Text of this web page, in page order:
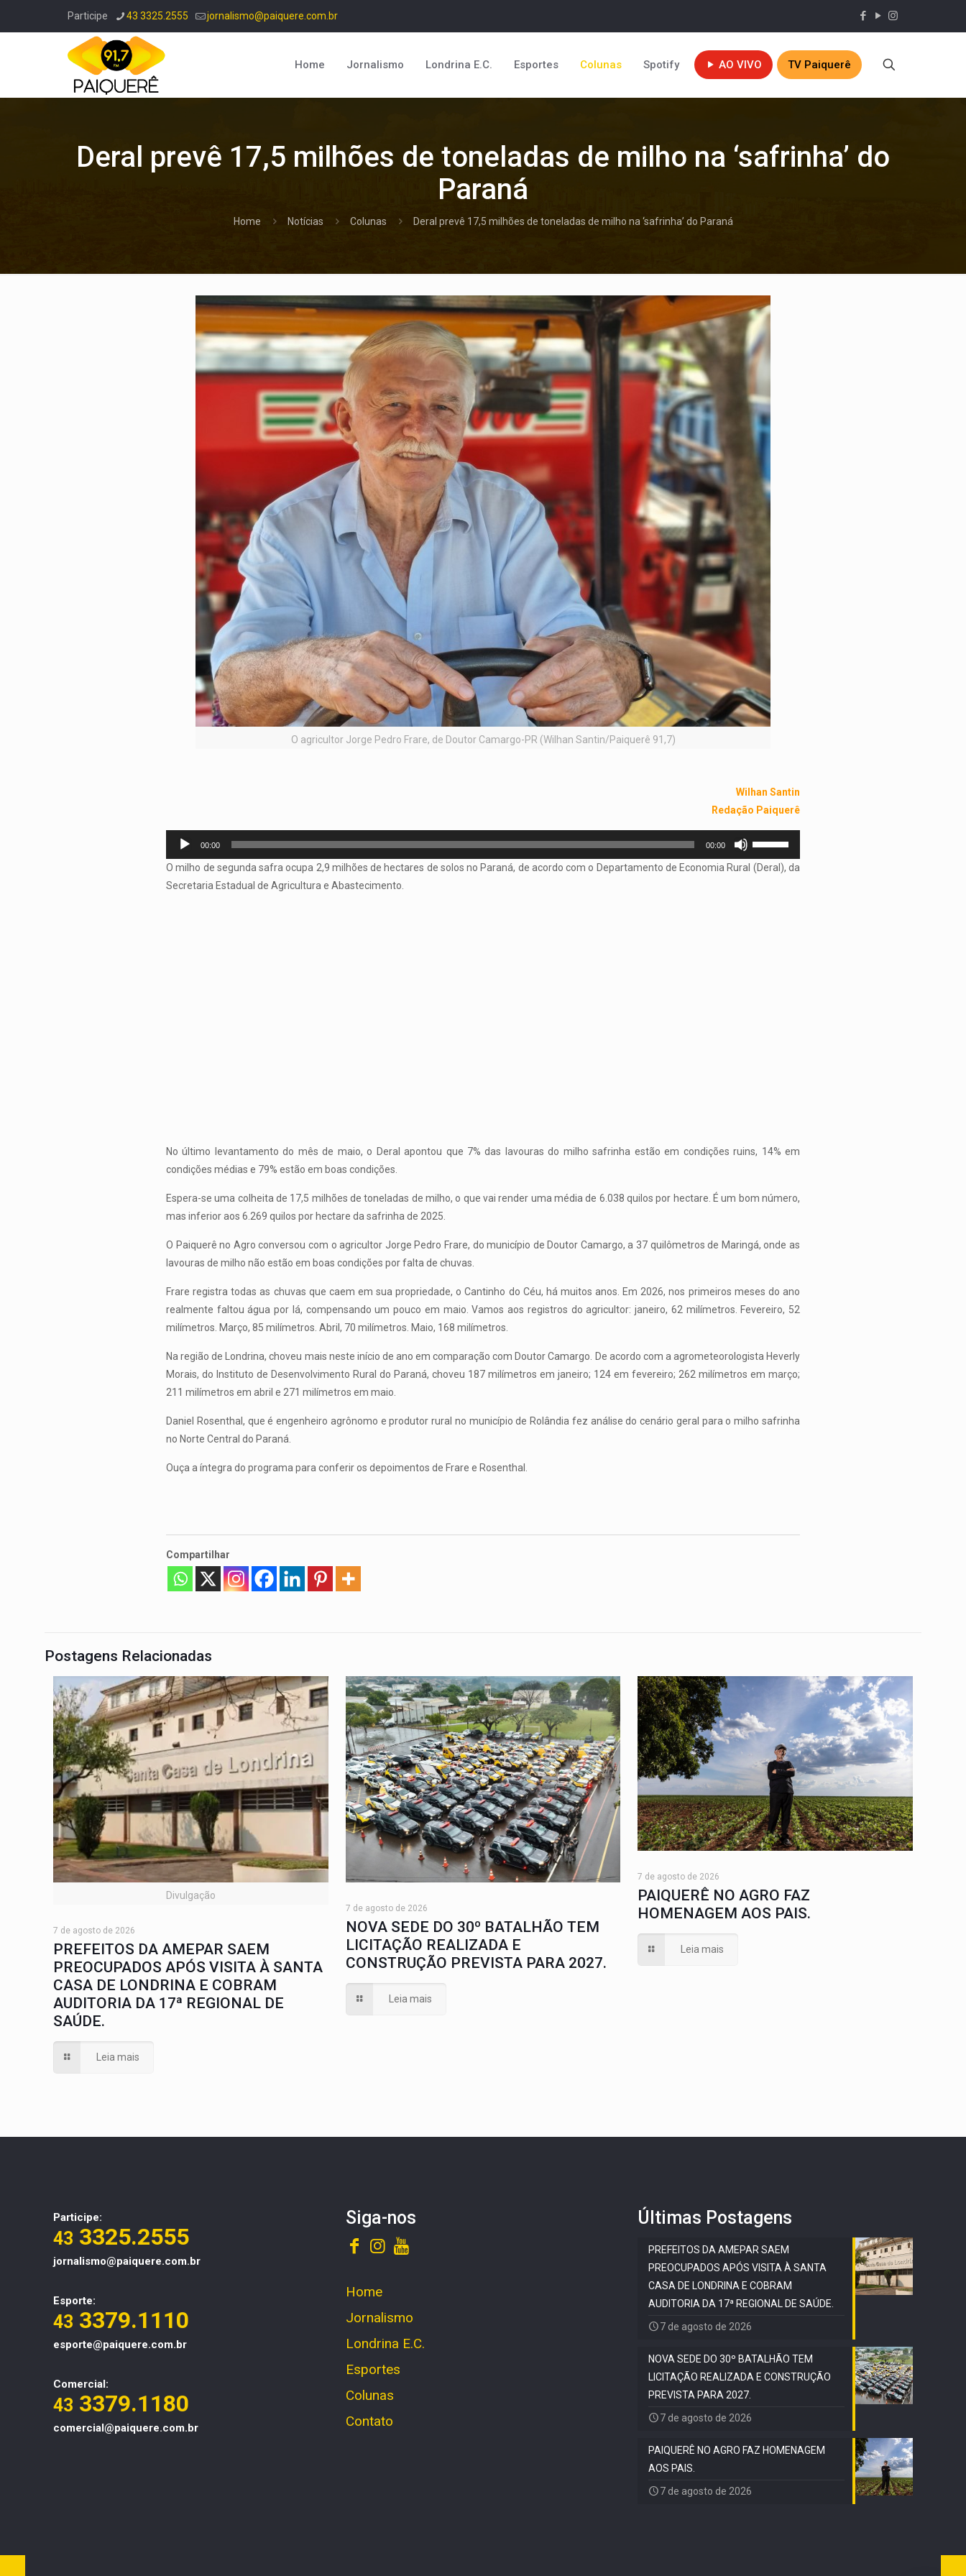
Participe 43 3325.2555 jornalismo@paiquere.com.br
Home Jornalismo Londrina E.C. Esportes Colunas Spotify AO VIVO TV Paiquerê
Deral prevê 17,5 milhões de toneladas de milho na ‘safrinha’ do
Paraná
Home Notícias Colunas Deral prevê 17,5 milhões de toneladas de milho na ‘safrinha’ do Paraná
O agricultor Jorge Pedro Frare, de Doutor Camargo-PR (Wilhan Santin/Paiquerê 91,7)
Wilhan Santin
Redação Paiquerê
Tocador
áudio
00:00 00:00
setas
O milho de segunda safra ocupa 2,9 milhões de hectares de solos no Paraná, de acordo com o Departamento de Economia Rural (Deral), da
Secretaria Estadual de Agricultura e Abastecimento.
No último levantamento do mês de maio, o Deral apontou que 7% das lavouras do milho safrinha estão em condições ruins, 14% em
condições médias e 79% estão em boas condições.
Espera-se uma colheita de 17,5 milhões de toneladas de milho, o que vai render uma média de 6.038 quilos por hectare. É um bom número,
mas inferior aos 6.269 quilos por hectare da safrinha de 2025.
O Paiquerê no Agro conversou com o agricultor Jorge Pedro Frare, do município de Doutor Camargo, a 37 quilômetros de Maringá, onde as
lavouras de milho não estão em boas condições por falta de chuvas.
Frare registra todas as chuvas que caem em sua propriedade, o Cantinho do Céu, há muitos anos. Em 2026, nos primeiros meses do ano
realmente faltou água por lá, compensando um pouco em maio. Vamos aos registros do agricultor: janeiro, 62 milímetros. Fevereiro, 52
milímetros. Março, 85 milímetros. Abril, 70 milímetros. Maio, 168 milímetros.
Na região de Londrina, choveu mais neste início de ano em comparação com Doutor Camargo. De acordo com a agrometeorologista Heverly
Morais, do Instituto de Desenvolvimento Rural do Paraná, choveu 187 milímetros em janeiro; 124 em fevereiro; 262 milímetros em março;
211 milímetros em abril e 271 milímetros em maio.
Daniel Rosenthal, que é engenheiro agrônomo e produtor rural no município de Rolândia fez análise do cenário geral para o milho safrinha
no Norte Central do Paraná.
Ouça a íntegra do programa para conferir os depoimentos de Frare e Rosenthal.
Compartilhar
Postagens Relacionadas
Divulgação
7 de agosto de 2026
PREFEITOS DA AMEPAR SAEM
PREOCUPADOS APÓS VISITA À SANTA
CASA DE LONDRINA E COBRAM
AUDITORIA DA 17ª REGIONAL DE
SAÚDE.
Leia mais
7 de agosto de 2026
NOVA SEDE DO 30º BATALHÃO TEM
LICITAÇÃO REALIZADA E
CONSTRUÇÃO PREVISTA PARA 2027.
Leia mais
7 de agosto de 2026
PAIQUERÊ NO AGRO FAZ
HOMENAGEM AOS PAIS.
Leia mais
Participe:
43 3325.2555
jornalismo@paiquere.com.br
Esporte:
43 3379.1110
esporte@paiquere.com.br
Comercial:
43 3379.1180
comercial@paiquere.com.br
Siga-nos
Home
Jornalismo
Londrina E.C.
Esportes
Colunas
Contato
Últimas Postagens
PREFEITOS DA AMEPAR SAEM
PREOCUPADOS APÓS VISITA À SANTA
CASA DE LONDRINA E COBRAM
AUDITORIA DA 17ª REGIONAL DE SAÚDE.
7 de agosto de 2026
NOVA SEDE DO 30º BATALHÃO TEM
LICITAÇÃO REALIZADA E CONSTRUÇÃO
PREVISTA PARA 2027.
7 de agosto de 2026
PAIQUERÊ NO AGRO FAZ HOMENAGEM
AOS PAIS.
7 de agosto de 2026